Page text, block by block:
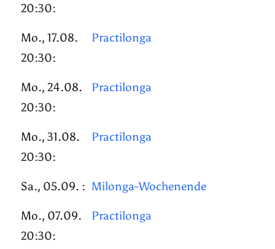
20:30:
Mo., 17.08.
20:30:
Practilonga
Mo., 24.08.
20:30:
Practilonga
Mo., 31.08.
20:30:
Practilonga
Sa., 05.09. : Milonga-Wochenende
Mo., 07.09.
20:30:
Practilonga